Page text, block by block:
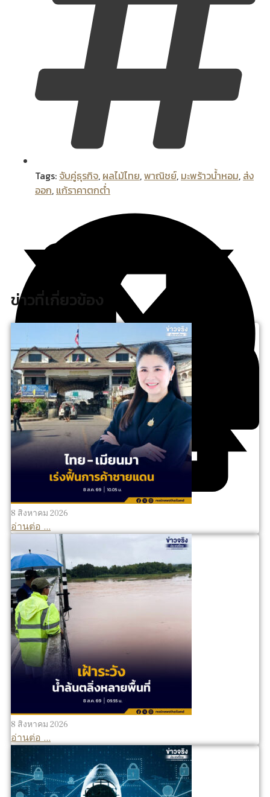
Tags:จับคู่ธุรกิจ, ผลไม้ไทย,พาณิชย์, มะพร้าวน้ำหอม, ส่ง
ออก, แก้ราคาตกต่ำ
ข่าวที่เกี่ยวข้อง
8 สิงหาคม 2026
อ่านต่อ ...
8 สิงหาคม 2026
อ่านต่อ ...